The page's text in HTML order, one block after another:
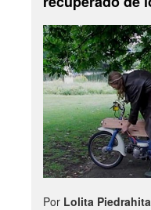
Por Lolita Piedrahita